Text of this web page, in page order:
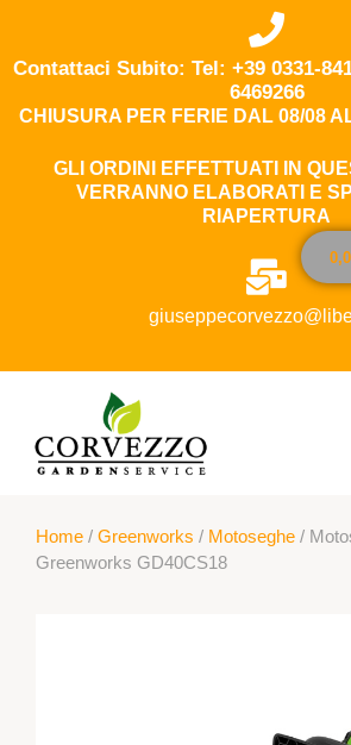
Contattaci Subito: Tel: +39 0331-
6469266
CHIUSURA PER FERIE DAL 08/08
GLI ORDINI EFFETTUATI IN
VERRANNO ELABORATI E
RIAPERTURA
Home / Greenworks / Motoseghe /
Greenworks GD40CS18